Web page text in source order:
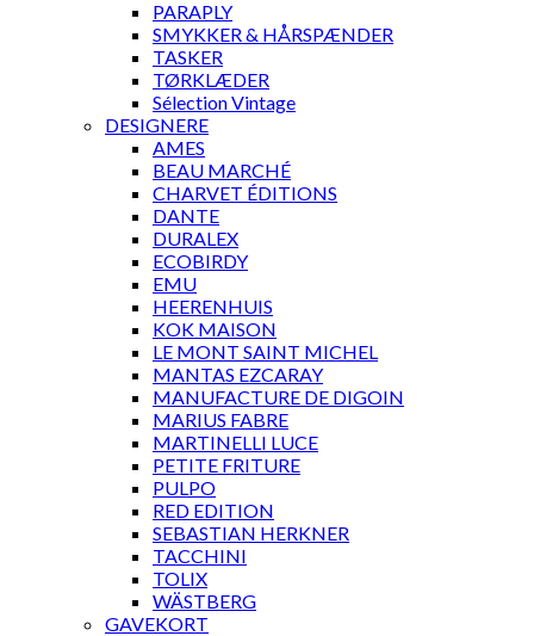
PARAPLY
SMYKKER & HÅRSPÆNDER
TASKER
TØRKLÆDER
Sélection Vintage
DESIGNERE
AMES
BEAU MARCHÉ
CHARVET ÉDITIONS
DANTE
DURALEX
ECOBIRDY
EMU
HEERENHUIS
KOK MAISON
LE MONT SAINT MICHEL
MANTAS EZCARAY
MANUFACTURE DE DIGOIN
MARIUS FABRE
MARTINELLI LUCE
PETITE FRITURE
PULPO
RED EDITION
SEBASTIAN HERKNER
TACCHINI
TOLIX
WÄSTBERG
GAVEKORT